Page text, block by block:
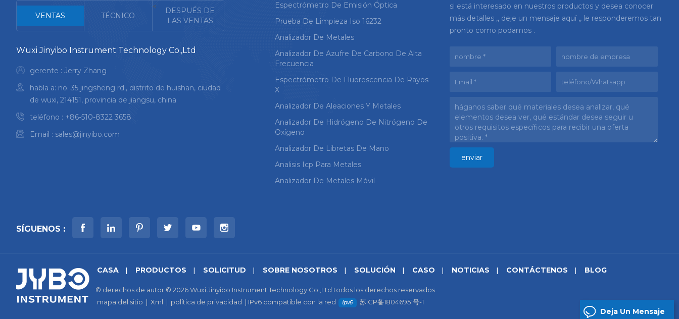
VENTAS TÉCNICO
<
DESPUÉS DE
LAS VENTAS
Wuxi Jinyibo Instrument Technology Co.,Ltd
gerente : Jerry Zhang
habla a: no. 35 jingsheng rd., distrito de huishan, ciudad
de wuxi, 214151, provincia de jiangsu, china
teléfono : +86-510-8322 3658
Email : sales@jinyibo.com
Espectrómetro De Emisión Óptica
Prueba De Limpieza Iso 16232
Analizador De Metales
Analizador De Azufre De Carbono De Alta
Frecuencia
Espectrómetro De Fluorescencia De Rayos
X
Analizador De Aleaciones Y Metales
Analizador De Hidrógeno De Nitrógeno De
Oxígeno
Analizador De Libretas De Mano
Analisis Icp Para Metales
Analizador De Metales Móvil
si está interesado en nuestros productos y desea conocer
más detalles ,, deje un mensaje aquí ,, le responderemos tan
pronto como podamos .
SÍGUENOS :
CASA PRODUCTOS SOLICITUD SOBRE NOSOTROS SOLUCIÓN CASO NOTICIAS CONTÁCTENOS BLOG
© derechos de autor © 2026 Wuxi Jinyibo Instrument Technology Co.,Ltd todos los derechos reservados.
mapa del sitio | Xml | política de privacidad | IPv6 compatible con la red 苏ICP备18046951号-1
Deja Un Mensaje